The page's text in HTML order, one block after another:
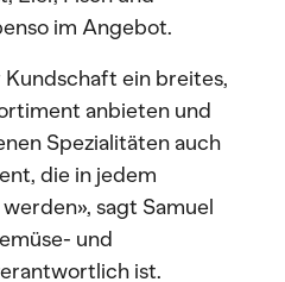
im Angebot.
ein breites,
anbieten und
Spezialitäten auch
die in jedem
sagt Samuel
und
ist.